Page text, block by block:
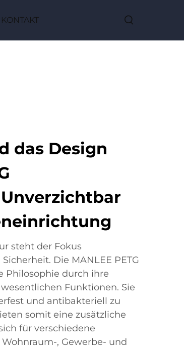
KONTAKT
das Design
steht der Fokus
Die MANLEE PETG
Philosophie durch ihre
Funktionen. Sie
und antibakteriell zu
somit eine zusätzliche
für verschiedene
, Gewerbe- und